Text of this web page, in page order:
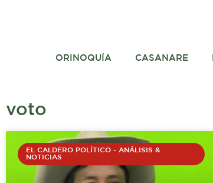
ORINOQUÍA CASANARE
voto
EL CALDERO POLÍTICO - ANÁLISIS &
NOTICIAS